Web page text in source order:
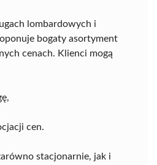
lombardowych i
bogaty asortyment
cenach. Klienci mogą
cen.
stacjonarnie, jak i